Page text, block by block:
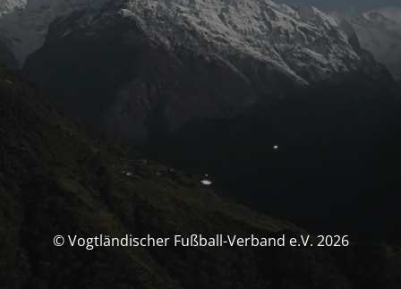
© Vogtländischer Fußball-Verband e.V. 2026